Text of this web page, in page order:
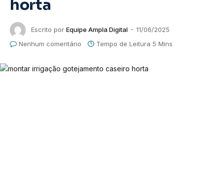
horta
Escrito por Equipe Ampla Digital
11/06/2025
Nenhum comentário
Tempo de Leitura 5 Mins